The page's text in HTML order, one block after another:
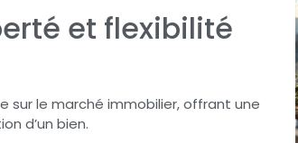
et flexibilité
sur le marché immobilier, offrant une
d’un bien.